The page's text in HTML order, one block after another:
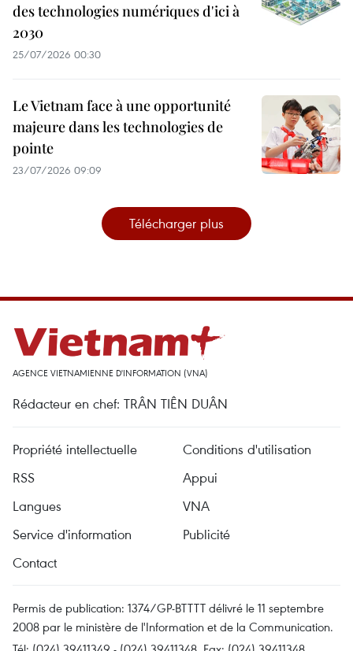
des technologies numériques d'ici à
2030
25/07/2026 00:30
Le Vietnam face à une opportunité
majeure dans les technologies de
pointe
23/07/2026 09:09
Télécharger plus
AGENCE VIETNAMIENNE D'INFORMATION (VNA)
Rédacteur en chef: TRÂN TIÊN DUÂN
Propriété intellectuelle
Conditions d'utilisation
RSS
Appui
Langues
VNA
Service d'information
Publicité
Contact
Permis de publication: 1374/GP-BTTTT délivré le 11 septembre
2008 par le ministère de l'Information et de la Communication.